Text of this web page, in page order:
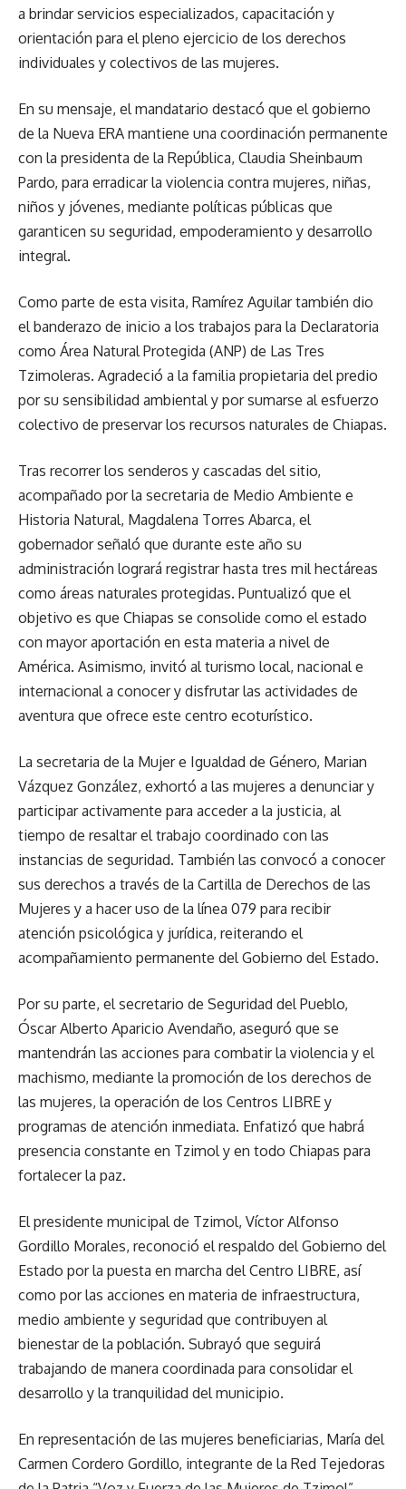
a brindar servicios especializados, capacitación y
orientación para el pleno ejercicio de los derechos
individuales y colectivos de las mujeres.
En su mensaje, el mandatario destacó que el gobierno
de la Nueva ERA mantiene una coordinación permanente
con la presidenta de la República, Claudia Sheinbaum
Pardo, para erradicar la violencia contra mujeres, niñas,
niños y jóvenes, mediante políticas públicas que
garanticen su seguridad, empoderamiento y desarrollo
integral.
Como parte de esta visita, Ramírez Aguilar también dio
el banderazo de inicio a los trabajos para la Declaratoria
como Área Natural Protegida (ANP) de Las Tres
Tzimoleras. Agradeció a la familia propietaria del predio
por su sensibilidad ambiental y por sumarse al esfuerzo
colectivo de preservar los recursos naturales de Chiapas.
Tras recorrer los senderos y cascadas del sitio,
acompañado por la secretaria de Medio Ambiente e
Historia Natural, Magdalena Torres Abarca, el
gobernador señaló que durante este año su
administración logrará registrar hasta tres mil hectáreas
como áreas naturales protegidas. Puntualizó que el
objetivo es que Chiapas se consolide como el estado
con mayor aportación en esta materia a nivel de
América. Asimismo, invitó al turismo local, nacional e
internacional a conocer y disfrutar las actividades de
aventura que ofrece este centro ecoturístico.
La secretaria de la Mujer e Igualdad de Género, Marian
Vázquez González, exhortó a las mujeres a denunciar y
participar activamente para acceder a la justicia, al
tiempo de resaltar el trabajo coordinado con las
instancias de seguridad. También las convocó a conocer
sus derechos a través de la Cartilla de Derechos de las
Mujeres y a hacer uso de la línea 079 para recibir
atención psicológica y jurídica, reiterando el
acompañamiento permanente del Gobierno del Estado.
Por su parte, el secretario de Seguridad del Pueblo,
Óscar Alberto Aparicio Avendaño, aseguró que se
mantendrán las acciones para combatir la violencia y el
machismo, mediante la promoción de los derechos de
las mujeres, la operación de los Centros LIBRE y
programas de atención inmediata. Enfatizó que habrá
presencia constante en Tzimol y en todo Chiapas para
fortalecer la paz.
El presidente municipal de Tzimol, Víctor Alfonso
Gordillo Morales, reconoció el respaldo del Gobierno del
Estado por la puesta en marcha del Centro LIBRE, así
como por las acciones en materia de infraestructura,
medio ambiente y seguridad que contribuyen al
bienestar de la población. Subrayó que seguirá
trabajando de manera coordinada para consolidar el
desarrollo y la tranquilidad del municipio.
En representación de las mujeres beneficiarias, María del
Carmen Cordero Gordillo, integrante de la Red Tejedoras